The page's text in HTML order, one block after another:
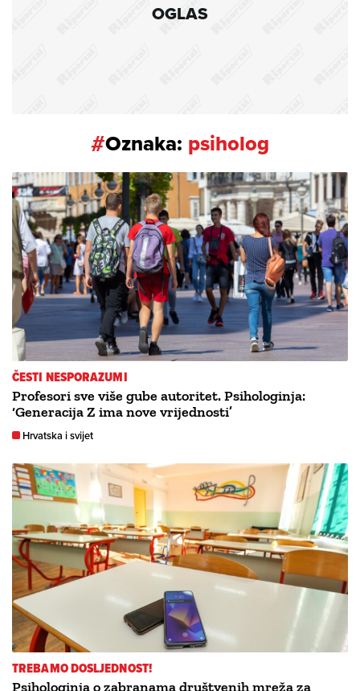
OGLAS
#Oznaka: psiholog
ČESTI NESPORAZUMI
Profesori sve više gube autoritet. Psihologinja:
‘Generacija Z ima nove vrijednosti’
Hrvatska i svijet
TREBAMO DOSLJEDNOST!
Psihologinja o zabranama društvenih mreža za